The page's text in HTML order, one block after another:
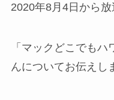
2020年8月4日から
「マックどこでも
んについてお伝えし